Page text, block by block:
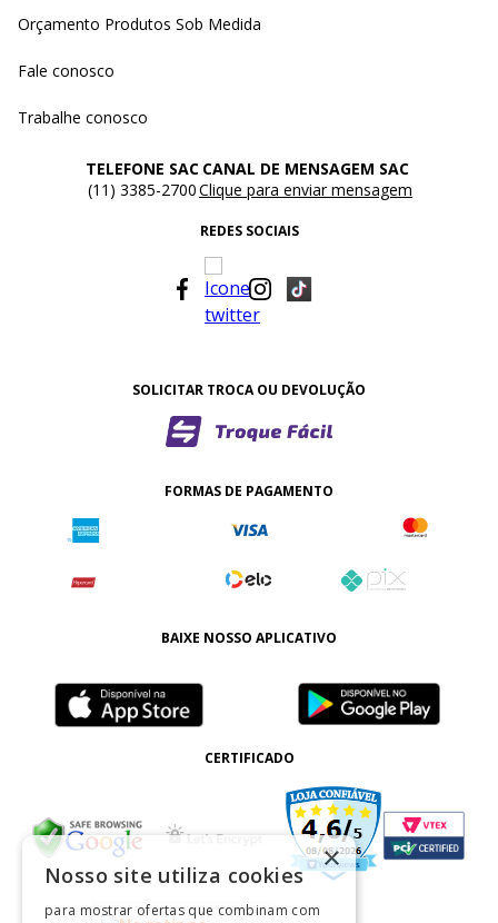
Orçamento Produtos Sob Medida
Fale conosco
Trabalhe conosco
TELEFONE SAC
(11) 3385-2700
CANAL DE MENSAGEM SAC
Clique para enviar mensagem
REDES SOCIAIS
SOLICITAR TROCA OU DEVOLUÇÃO
FORMAS DE PAGAMENTO
BAIXE NOSSO APLICATIVO
CERTIFICADO
×
Nosso site utiliza cookies
para mostrar ofertas que combinam com